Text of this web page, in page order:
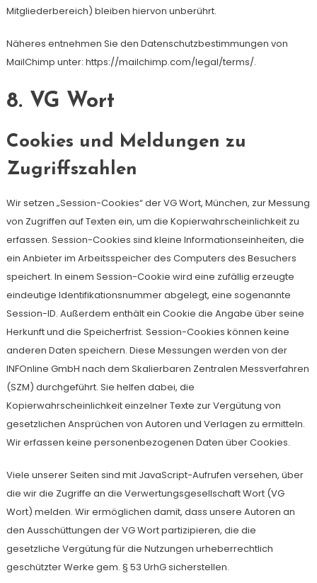
Mitgliederbereich) bleiben hiervon unberührt.
Näheres entnehmen Sie den Datenschutzbestimmungen von
MailChimp unter: https://mailchimp.com/legal/terms/.
8. VG Wort
Cookies und Meldungen zu
Zugriffszahlen
Wir setzen „Session-Cookies“ der VG Wort, München, zur Messung
von Zugriffen auf Texten ein, um die Kopierwahrscheinlichkeit zu
erfassen. Session-Cookies sind kleine Informationseinheiten, die
ein Anbieter im Arbeitsspeicher des Computers des Besuchers
speichert. In einem Session-Cookie wird eine zufällig erzeugte
eindeutige Identifikationsnummer abgelegt, eine sogenannte
Session-ID. Außerdem enthält ein Cookie die Angabe über seine
Herkunft und die Speicherfrist. Session-Cookies können keine
anderen Daten speichern. Diese Messungen werden von der
INFOnline GmbH nach dem Skalierbaren Zentralen Messverfahren
(SZM) durchgeführt. Sie helfen dabei, die
Kopierwahrscheinlichkeit einzelner Texte zur Vergütung von
gesetzlichen Ansprüchen von Autoren und Verlagen zu ermitteln.
Wir erfassen keine personenbezogenen Daten über Cookies.
Viele unserer Seiten sind mit JavaScript-Aufrufen versehen, über
die wir die Zugriffe an die Verwertungsgesellschaft Wort (VG
Wort) melden. Wir ermöglichen damit, dass unsere Autoren an
den Ausschüttungen der VG Wort partizipieren, die die
gesetzliche Vergütung für die Nutzungen urheberrechtlich
geschützter Werke gem. § 53 UrhG sicherstellen.